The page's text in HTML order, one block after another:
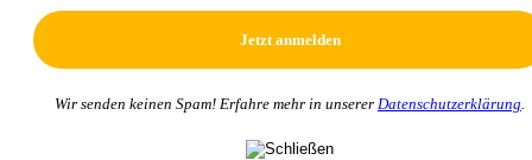
Wir senden keinen Spam! Erfahre mehr in unserer Datenschutzerklärung.